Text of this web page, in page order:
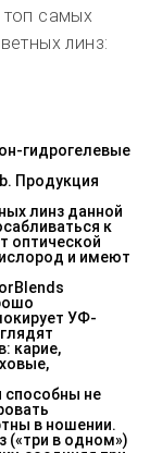
самых
линз:
гидрогелевые
. Продукция
линз данной
к
оптической
и имеют
УФ-
карие,
способны не
в ношении.
(«три в одном»)